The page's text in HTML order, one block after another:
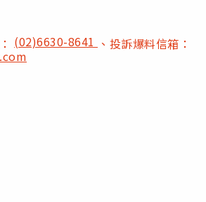
(02)6630-8641 、投訴爆料信箱：